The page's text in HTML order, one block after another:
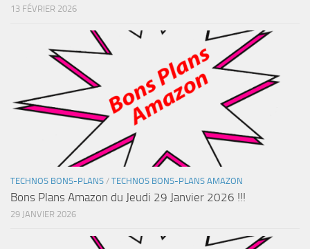
13 FÉVRIER 2026
TECHNOS BONS-PLANS / TECHNOS BONS-PLANS AMAZON
Bons Plans Amazon du Jeudi 29 Janvier 2026 !!!
29 JANVIER 2026